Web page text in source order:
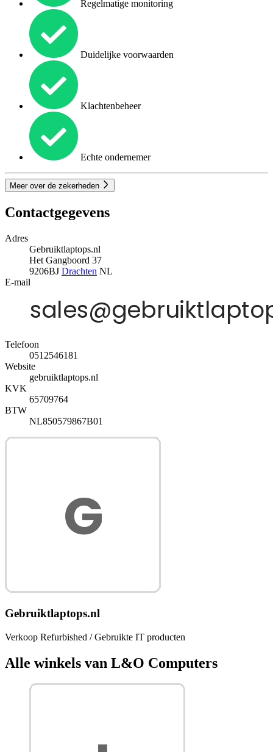
Regelmatige monitoring
Duidelijke voorwaarden
Klachtenbeheer
Echte ondernemer
Meer over de zekerheden
Contactgegevens
Adres
Gebruiktlaptops.nl
Het Gangboord 37
9206BJ Drachten NL
E-mail
Telefoon
0512546181
Website
gebruiktlaptops.nl
KVK
65709764
BTW
NL850579867B01
Gebruiktlaptops.nl
Verkoop Refurbished / Gebruikte IT producten
Alle winkels van L&O Computers